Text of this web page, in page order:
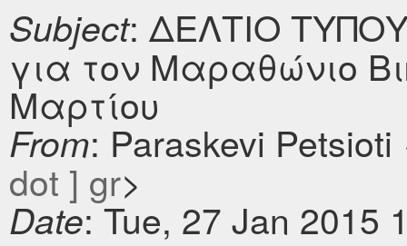
Subject: ΔΕΛΤΙΟ
για τον Μαραθώνιο
Μαρτίου
From: Paraskevi Petsioti
dot ] gr>
Date: Tue, 27 Jan 2015